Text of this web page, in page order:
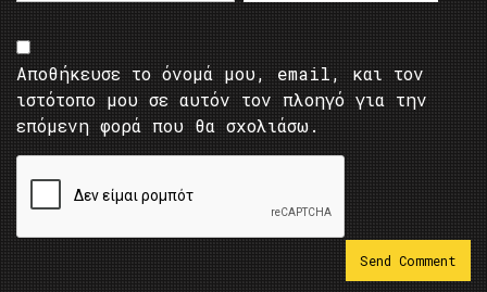
Αποθήκευσε το όνομά μου, email, και τον
ιστότοπο μου σε αυτόν τον πλοηγό για την
επόμενη φορά που θα σχολιάσω.